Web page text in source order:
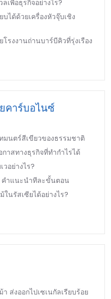
เพื่อธุรกิจอย่างไร?
ได้ด้วยเครื่องหัวจุ๊บเชิง
รงงานถ่านบาร์บีคิวที่รุ่งเรือง
คาร์บอไนซ์
มนตร์สีเขียวของธรรมชาติ
าสทางธุรกิจที่ทำกำไรได้
อย่างไร?
คำแนะนำทีละขั้นตอน
ในรัสเซียได้อย่างไร?
ส่งออกไปเซเนกัลเรียบร้อย